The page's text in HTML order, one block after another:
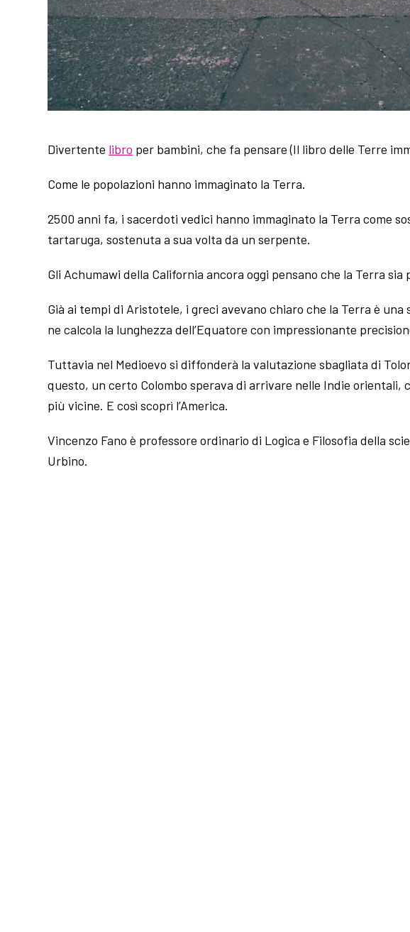
Divertente libro per bambini, che fa pensare (Il libro delle Terre
Come le popolazioni hanno immaginato la Terra.
2500 anni fa, i sacerdoti vedici hanno immaginato la Terra come
tartaruga, sostenuta a sua volta da un serpente.
Gli Achumawi della California ancora oggi pensano che la Terra
Già ai tempi di Aristotele, i greci avevano chiaro che la Terra è
ne calcola la lunghezza dell’Equatore con impressionante
Tuttavia nel Medioevo si diffonderà la valutazione sbagliata di
questo, un certo Colombo sperava di arrivare nelle Indie orientali,
più vicine. E così scoprì l’America.
Vincenzo Fano è professore ordinario di Logica e Filosofia della
Urbino.